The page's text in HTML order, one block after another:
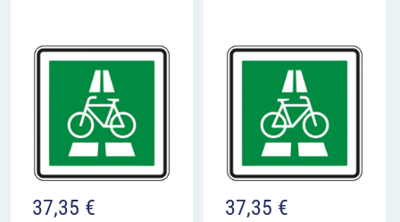
37,35 € 37,35 €